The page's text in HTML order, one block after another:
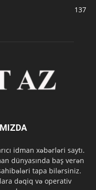
137
idman xəbərləri saytı.
dünyasında baş verən
tapa bilərsiniz.
dəqiq və operativ